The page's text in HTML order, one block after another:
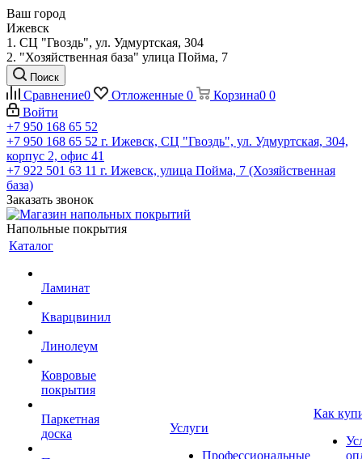
Ваш город
Ижевск
1. СЦ "Гвоздь", ул. Удмуртская, 304
2. "Хозяйственная база" улица Пойма, 7
Поиск
Сравнение0 Отложенные 0 Корзина0 0
Войти
+7 950 168 65 52
+7 950 168 65 52 г. Ижевск, СЦ "Гвоздь", ул. Удмуртская, 304,
корпус 2, офис 41
+7 922 501 63 11 г. Ижевск, улица Пойма, 7 (Хозяйственная
база)
Заказать звонок
Напольные покрытия
Каталог
Ламинат
Кварцвинил
Линолеум
Ковровые
покрытия
Паркетная
доска
Услуги
Профессиональные
Как